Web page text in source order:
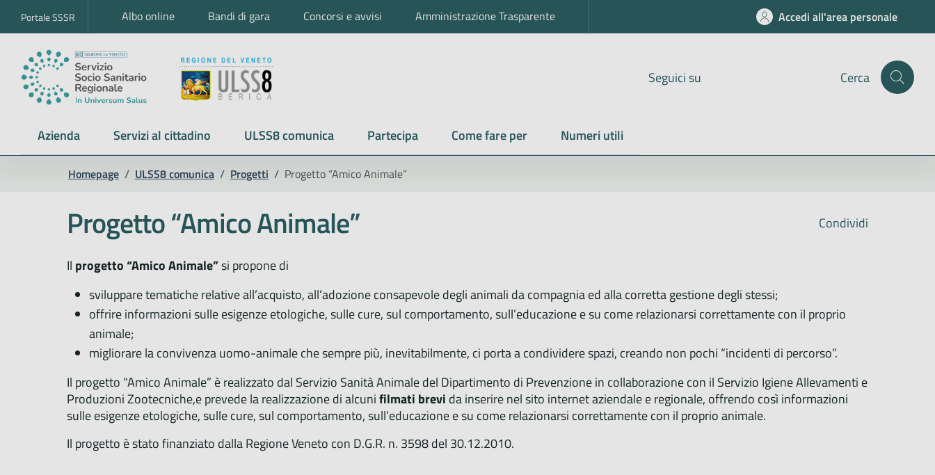
Portale SSSR Albo online Bandi di gara Concorsi e avvisi Amministrazione Trasparente Accedi all'area personale
Seguici su Cerca
Azienda Servizi al cittadino ULSS8 comunica Partecipa Come fare per Numeri utili
Homepage / ULSS8 comunica / Progetti / Progetto “Amico Animale”
Condividi
Progetto “Amico Animale”
Il progetto “Amico Animale”si propone di
sviluppare tematiche relative all’acquisto, all’adozione consapevole degli animali da compagnia ed alla corretta gestione degli stessi;
offrire informazioni sulle esigenze etologiche, sulle cure, sul comportamento, sull’educazione e su come relazionarsi correttamente con il proprio
animale;
migliorare la convivenza uomo-animale che sempre più, inevitabilmente, ci porta a condividere spazi, creando non pochi “incidenti di percorso”.
Il progetto “Amico Animale” è realizzato dal Servizio Sanità Animale del Dipartimento di Prevenzione in collaborazione con il Servizio Igiene Allevamenti e
Produzioni Zootecniche,e prevede la realizzazione di alcunifilmati brevi da inserire nel sito internet aziendale e regionale, offrendo così informazioni
sulle esigenze etologiche, sulle cure, sul comportamento, sull’educazione e su come relazionarsi correttamente con il proprio animale.
Il progetto è stato finanziato dalla Regione Veneto con D.G.R. n. 3598 del 30.12.2010.